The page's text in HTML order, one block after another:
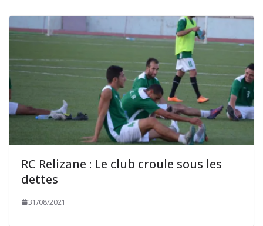
RC Relizane : Le club croule sous les
dettes
31/08/2021